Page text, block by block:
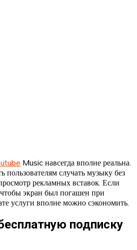
Music навсегда вполне реальна.
пользователям случать музыку без
рекламных вставок. Если
экран был погашен при
услуги вполне можно сэкономить.
подписку